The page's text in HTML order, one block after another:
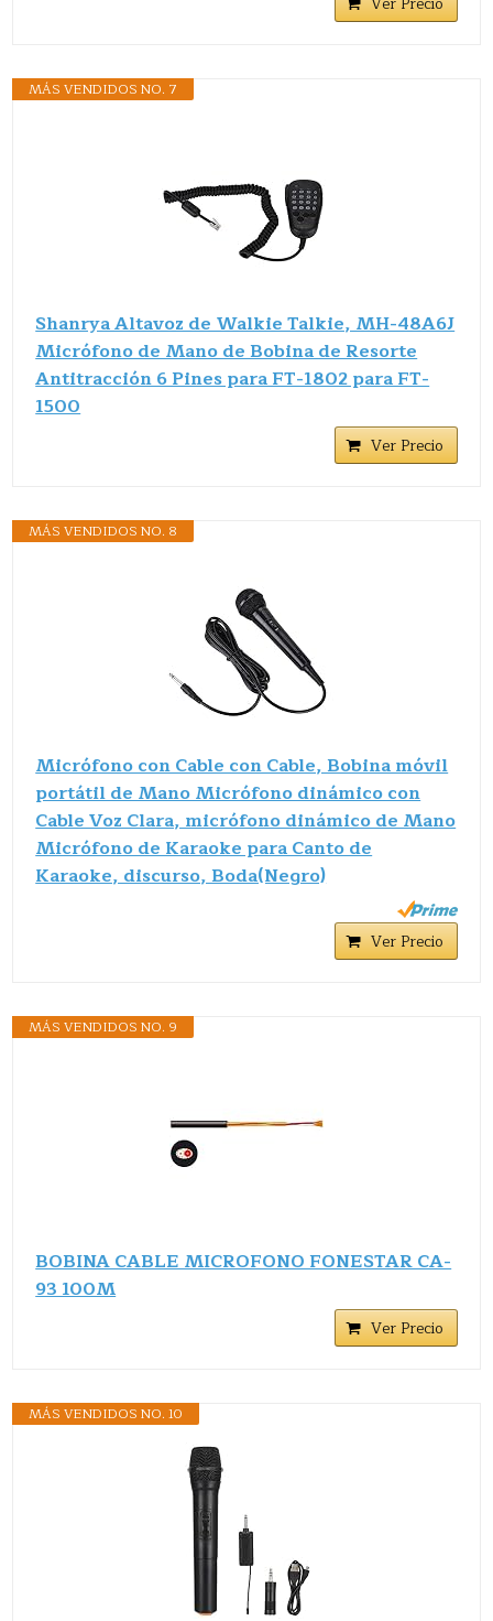
MÁS VENDIDOS NO. 7
Shanrya Altavoz de Walkie Talkie, MH-48A6J
Micrófono de Mano de Bobina de Resorte
Antitracción 6 Pines para FT-1802 para FT-
1500
Ver Precio
MÁS VENDIDOS NO. 8
Micrófono con Cable con Cable, Bobina móvil
portátil de Mano Micrófono dinámico con
Cable Voz Clara, micrófono dinámico de Mano
Micrófono de Karaoke para Canto de
Karaoke, discurso, Boda(Negro)
Ver Precio
MÁS VENDIDOS NO. 9
BOBINA CABLE MICROFONO FONESTAR CA-
93 100M
Ver Precio
MÁS VENDIDOS NO. 10